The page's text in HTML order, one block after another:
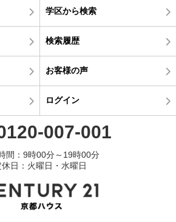
学区から検索
検索履歴
お客様の声
ログイン
007-001
間：9時00分～19時00分
休日：火曜日・水曜日